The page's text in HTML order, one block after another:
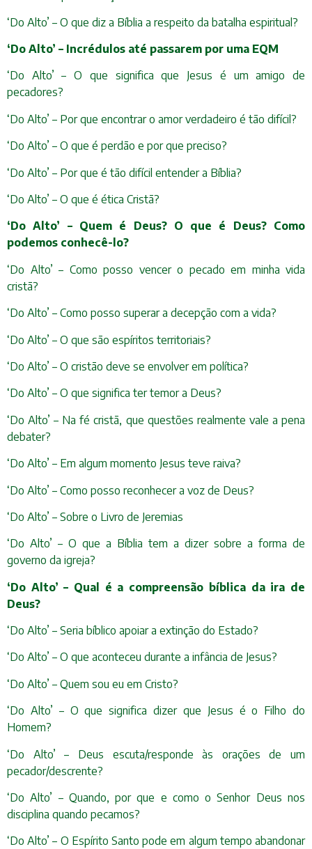
‘Do Alto’ – O que diz a Bíblia a respeito da batalha espiritual?
‘Do Alto’ – Incrédulos até passarem por uma EQM
‘Do Alto’ – O que significa que Jesus é um amigo de
pecadores?
‘Do Alto’ – Por que encontrar o amor verdadeiro é tão difícil?
‘Do Alto’ – O que é perdão e por que preciso?
‘Do Alto’ – Por que é tão difícil entender a Bíblia?
‘Do Alto’ – O que é ética Cristã?
‘Do Alto’ – Quem é Deus? O que é Deus? Como
podemos conhecê-lo?
‘Do Alto’ – Como posso vencer o pecado em minha vida
cristã?
‘Do Alto’ – Como posso superar a decepção com a vida?
‘Do Alto’ – O que são espíritos territoriais?
‘Do Alto’ – O cristão deve se envolver em política?
‘Do Alto’ – O que significa ter temor a Deus?
‘Do Alto’ – Na fé cristã, que questões realmente vale a pena
debater?
‘Do Alto’ – Em algum momento Jesus teve raiva?
‘Do Alto’ – Como posso reconhecer a voz de Deus?
‘Do Alto’ – Sobre o Livro de Jeremias
‘Do Alto’ – O que a Bíblia tem a dizer sobre a forma de
governo da igreja?
‘Do Alto’ – Qual é a compreensão bíblica da ira de
Deus?
‘Do Alto’ – Seria bíblico apoiar a extinção do Estado?
‘Do Alto’ – O que aconteceu durante a infância de Jesus?
‘Do Alto’ – Quem sou eu em Cristo?
‘Do Alto’ – O que significa dizer que Jesus é o Filho do
Homem?
‘Do Alto’ – Deus escuta/responde às orações de um
pecador/descrente?
‘Do Alto’ – Quando, por que e como o Senhor Deus nos
disciplina quando pecamos?
‘Do Alto’ – O Espírito Santo pode em algum tempo abandonar